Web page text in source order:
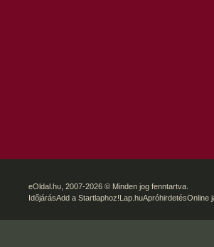
eOldal.hu , 2007-2026 © Minden jog fenntartva.
IdőjárásAdd a Startlaphoz!Lap.huApróhirdetésOnline